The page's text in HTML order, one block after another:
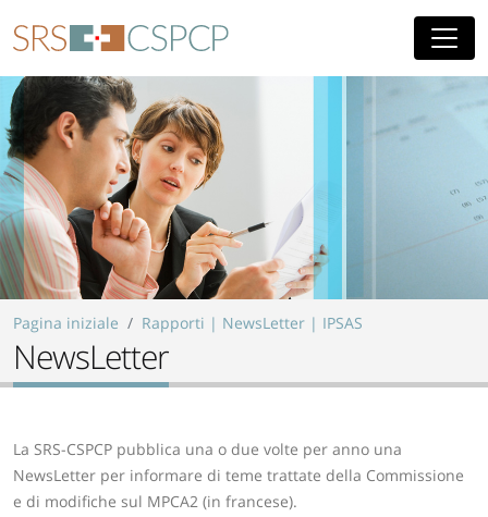
Pagina iniziale Rapporti | NewsLetter | IPSAS
NewsLetter
La SRS-CSPCP pubblica una o due volte per anno una
NewsLetter per informare di teme trattate della Commissione
e di modifiche sul MPCA2 (in francese).